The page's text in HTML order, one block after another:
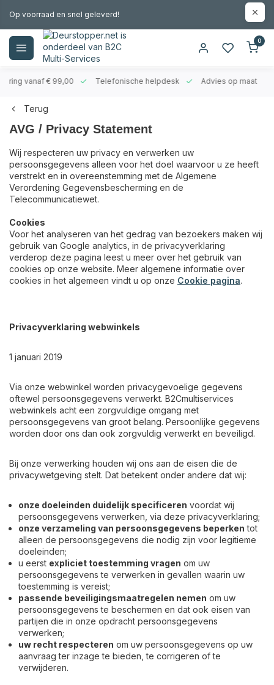
Op voorraad en snel geleverd!
0
vanaf € 99,00 Telefonische helpdesk Advies op maat
Terug
AVG / Privacy Statement
Wij respecteren uw privacy en verwerken uw
persoonsgegevens alleen voor het doel waarvoor u ze heeft
verstrekt en in overeenstemming met de Algemene
Verordening Gegevensbescherming en de
Telecommunicatiewet.
Cookies
Voor het analyseren van het gedrag van bezoekers maken wij
gebruik van Google analytics, in de privacyverklaring
verderop deze pagina leest u meer over het gebruik van
cookies op onze website. Meer algemene informatie over
cookies in het algemeen vindt u op onze Cookie pagina.
Privacyverklaring webwinkels
1 januari 2019
Via onze webwinkel worden privacygevoelige gegevens
oftewel persoonsgegevens verwerkt. B2Cmultiservices
webwinkels acht een zorgvuldige omgang met
persoonsgegevens van groot belang. Persoonlijke gegevens
worden door ons dan ook zorgvuldig verwerkt en beveiligd.
Bij onze verwerking houden wij ons aan de eisen die de
privacywetgeving stelt. Dat betekent onder andere dat wij:
onze doeleinden duidelijk specificeren voordat wij
persoonsgegevens verwerken, via deze privacyverklaring;
onze verzameling van persoonsgegevens beperken tot
alleen de persoonsgegevens die nodig zijn voor legitieme
doeleinden;
u eerst expliciet toestemming vragen om uw
persoonsgegevens te verwerken in gevallen waarin uw
toestemming is vereist;
passende beveiligingsmaatregelen nemen om uw
persoonsgegevens te beschermen en dat ook eisen van
partijen die in onze opdracht persoonsgegevens
verwerken;
uw recht respecteren om uw persoonsgegevens op uw
aanvraag ter inzage te bieden, te corrigeren of te
verwijderen.